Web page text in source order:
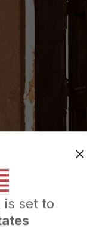
is set to
region